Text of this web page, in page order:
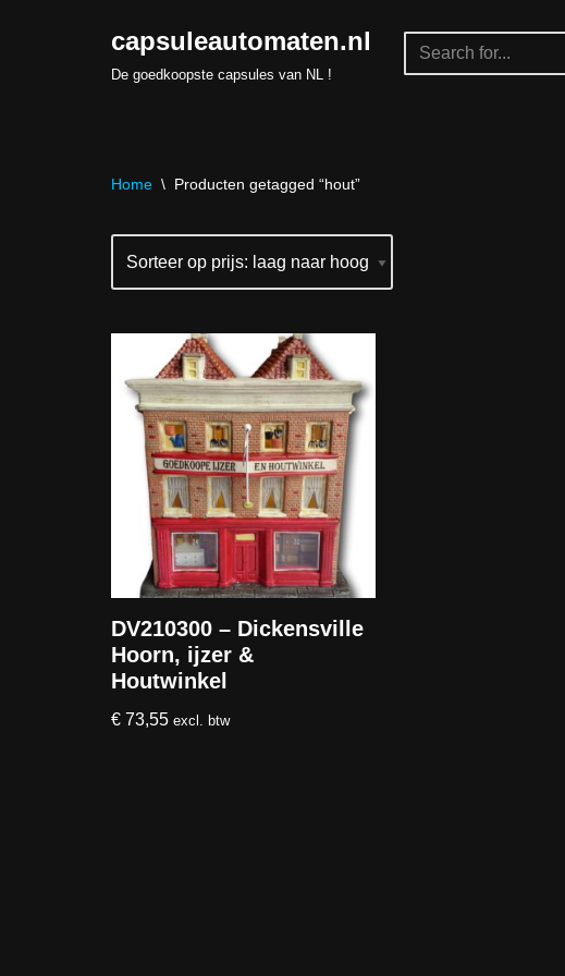
capsuleautomaten.nl
De goedkoopste capsules van NL !
Home \ Producten getagged “hout”
DV210300 – Dickensville
Hoorn, ijzer &
Houtwinkel
€ 73,55 excl. btw